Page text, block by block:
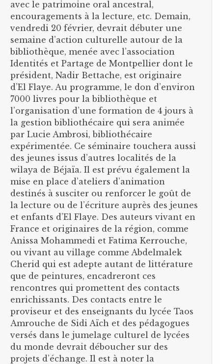
avec le patrimoine oral ancestral,
encouragements à la lecture, etc. Demain,
vendredi 20 février, devrait débuter une
semaine d’action culturelle autour de la
bibliothèque, menée avec l’association
Identités et Partage de Montpellier dont le
président, Nadir Bettache, est originaire
d’El Flaye. Au programme, le don d’environ
7000 livres pour la bibliothèque et
l’organisation d’une formation de 4 jours à
la gestion bibliothécaire qui sera animée
par Lucie Ambrosi, bibliothécaire
expérimentée. Ce séminaire touchera aussi
des jeunes issus d’autres localités de la
wilaya de Béjaïa. Il est prévu également la
mise en place d’ateliers d’animation
destinés à susciter ou renforcer le goût de
la lecture ou de l’écriture auprès des jeunes
et enfants d’El Flaye. Des auteurs vivant en
France et originaires de la région, comme
Anissa Mohammedi et Fatima Kerrouche,
ou vivant au village comme Abdelmalek
Cherid qui est adepte autant de littérature
que de peintures, encadreront ces
rencontres qui promettent des contacts
enrichissants. Des contacts entre le
proviseur et des enseignants du lycée Taos
Amrouche de Sidi Aïch et des pédagogues
versés dans le jumelage culturel de lycées
du monde devrait déboucher sur des
projets d’échange. Il est à noter la